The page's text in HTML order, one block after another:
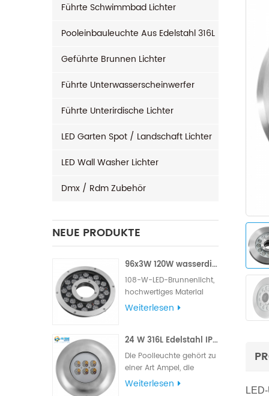
Führte Schwimmbad Lichter
Pooleinbauleuchte Aus Edelstahl 316L
Geführte Brunnen Lichter
Führte Unterwasserscheinwerfer
Führte Unterirdische Lichter
LED Garten Spot / Landschaft Lichter
LED Wall Washer Lichter
Dmx / Rdm Zubehör
NEUE PRODUKTE
96x3W 120W wasserdichtes LED-Brunnenlicht
108-W-LED-Brunnenlicht,
hochwertiges Material
aus 316L-Edelstahl,
Epistar- Chips, Lieferung
mit VDE-Gummikabel
oder UL-Gummikabel.
Weiterlesen
24 W 316L Edelstahl IP68 LED-Poolleuchte für den Außenbereich
Die Poolleuchte gehört zu
einer Art Ampel, die
verschiedene
Weiterlesen